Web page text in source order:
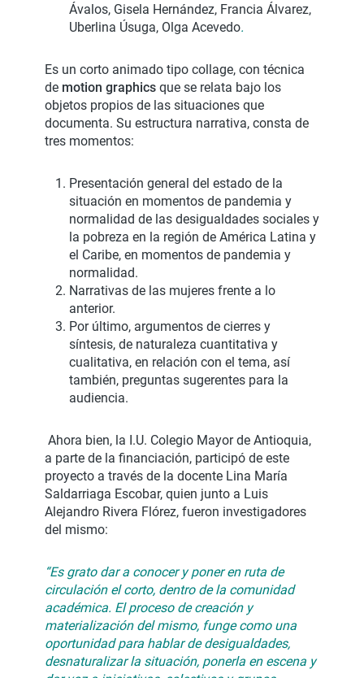
Ávalos, Gisela Hernández, Francia Álvarez,
Uberlina Úsuga, Olga Acevedo.
Es un corto animado tipo collage, con técnica
de motion graphics que se relata bajo los
objetos propios de las situaciones que
documenta. Su estructura narrativa, consta de
tres momentos:
Presentación general del estado de la
situación en momentos de pandemia y
normalidad de las desigualdades sociales y
la pobreza en la región de América Latina y
el Caribe, en momentos de pandemia y
normalidad.
Narrativas de las mujeres frente a lo
anterior.
Por último, argumentos de cierres y
síntesis, de naturaleza cuantitativa y
cualitativa, en relación con el tema, así
también, preguntas sugerentes para la
audiencia.
Ahora bien, la I.U. Colegio Mayor de Antioquia,
a parte de la financiación, participó de este
proyecto a través de la docente Lina María
Saldarriaga Escobar, quien junto a Luis
Alejandro Rivera Flórez, fueron investigadores
del mismo:
“Es grato dar a conocer y poner en ruta de
circulación el corto, dentro de la comunidad
académica. El proceso de creación y
materialización del mismo, funge como una
oportunidad para hablar de desigualdades,
desnaturalizar la situación, ponerla en escena y